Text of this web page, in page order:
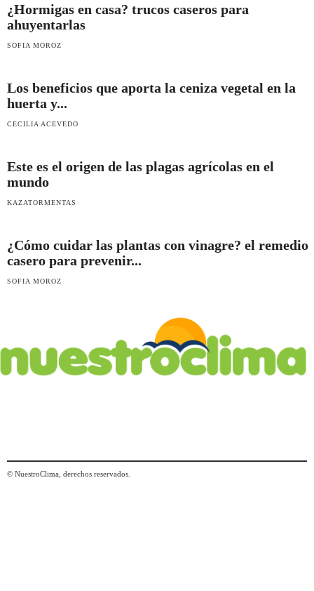
¿Hormigas en casa? trucos caseros para
ahuyentarlas
SOFIA MOROZ
Los beneficios que aporta la ceniza vegetal en la
huerta y...
CECILIA ACEVEDO
Este es el origen de las plagas agrícolas en el
mundo
KAZATORMENTAS
¿Cómo cuidar las plantas con vinagre? el remedio
casero para prevenir...
SOFIA MOROZ
© NuestroClima, derechos reservados.